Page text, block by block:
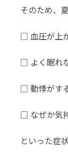
そのため、
□ 血圧が上
□ よく眠れ
□ 動悸がす
□ なぜか気
といった症